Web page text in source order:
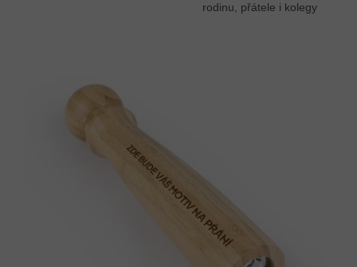
rodinu, přátele i kolegy